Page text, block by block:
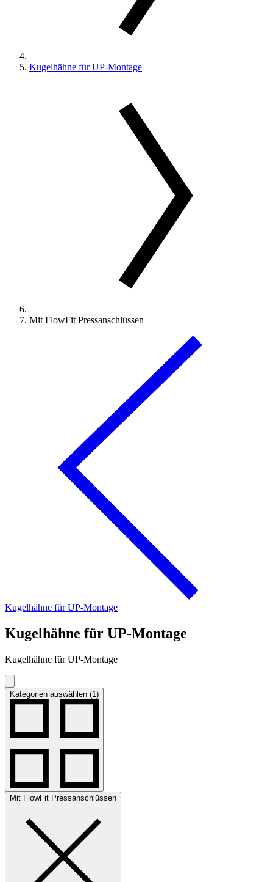
Kugelhähne für UP-Montage
Mit FlowFit Pressanschlüssen
Kugelhähne für UP-Montage
Kugelhähne für UP-Montage
Kugelhähne für UP-Montage
Kategorien auswählen (1)
Mit FlowFit Pressanschlüssen